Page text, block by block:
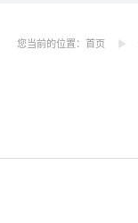
您当前的位置： 首页